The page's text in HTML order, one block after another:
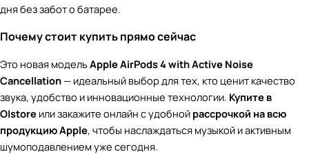
дня без забот о батарее.
Почему стоит купить прямо сейчас
Это новая модельApple AirPods 4 with Active Noise
Cancellation— идеальный выбор для тех, кто ценит качество
звука, удобство и инновационные технологии. Купите в
O|store или закажите онлайн с удобной рассрочкой на всю
продукцию Apple, чтобы наслаждаться музыкой и активным
шумоподавлением уже сегодня.